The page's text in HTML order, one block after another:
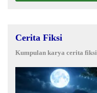
Cerita Fiksi
Kumpulan karya cerita fiksi